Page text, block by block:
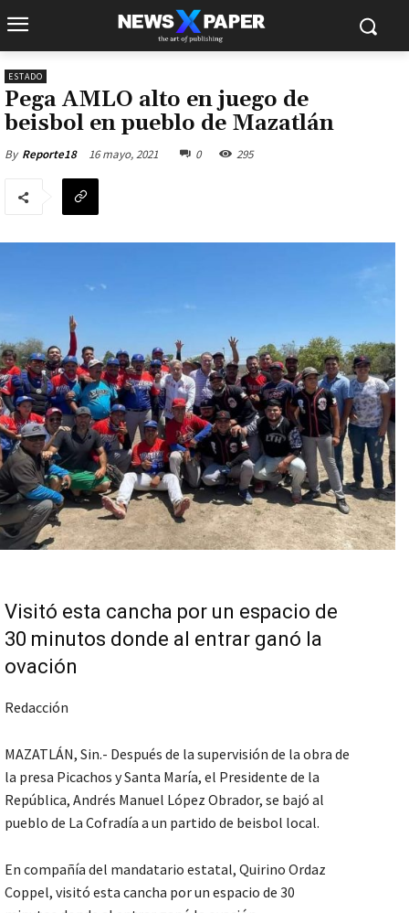
ESTADO
Pega AMLO alto en juego de
beisbol en pueblo de Mazatlán
By Reporte18 16 mayo, 2021 0 295
Visitó esta cancha por un espacio de
30 minutos donde al entrar ganó la
ovación
Redacción
MAZATLÁN, Sin.- Después de la supervisión de la obra de
la presa Picachos y Santa María, el Presidente de la
República, Andrés Manuel López Obrador, se bajó al
pueblo de La Cofradía a un partido de beisbol local.
En compañía del mandatario estatal, Quirino Ordaz
Coppel, visitó esta cancha por un espacio de 30